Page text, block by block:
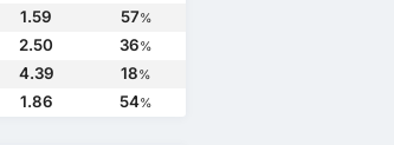
1.59 57%
2.50 36%
4.39 18%
1.86 54%